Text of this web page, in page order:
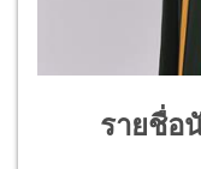
รายชื่อ